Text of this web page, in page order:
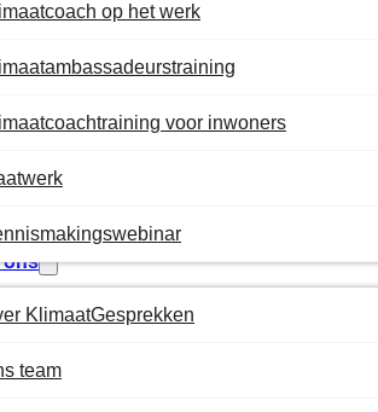
op het werk
voor inwoners
ons
KlimaatGesprekken
team